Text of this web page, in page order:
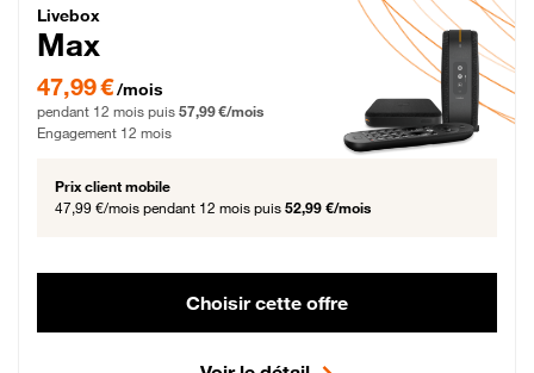
Livebox Max Fibre
Livebox
Max
47,99 € par mois pendant 12 mois puis 57,99 € par mois, Engagement 12 mois
47,99 €/mois
pendant 12 mois puis 57,99 €/mois
Engagement 12 mois
Prix client mobile
47,99 €/mois pendant 12 mois puis 52,99 €/mois
Choisir cette offre